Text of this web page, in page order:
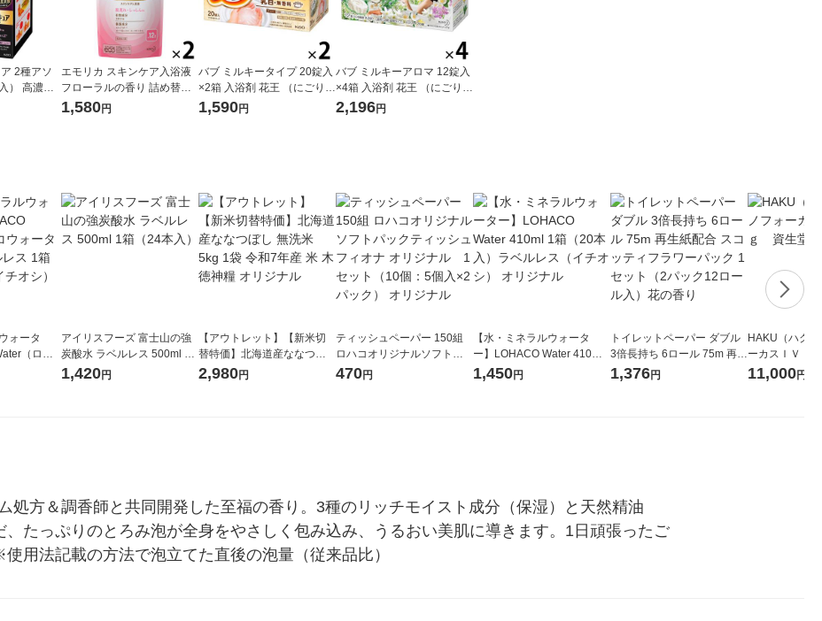
2種アソ
） 高濃度
王
エモリカ スキンケア入浴液
フローラルの香り 詰め替え
360ml にごりタイプ 1セット
（1個×2）花王
1,580円
バブ ミルキータイプ 20錠入
×2箱 入浴剤 花王 （にごりタ
イプ）
1,590円
バブ ミルキーアロマ 12錠入
×4箱 入浴剤 花王 （にごりタ
イプ）
2,196円
ォータ
（ロハ
ラベルレ
アイリスフーズ 富士山の強
炭酸水 ラベルレス 500ml 1
箱（24本入）
1,420円
【アウトレット】【新米切
替特価】北海道産ななつぼ
し 無洗米 5kg 1袋 令和7年産
米 木徳神糧 オリジナル
2,980円
ティッシュペーパー 150組
ロハコオリジナルソフトパ
ックティッシュ フィオナ オ
470円
【水・ミネラルウォータ
ー】LOHACO Water 410ml
1箱（20本入）ラベルレス
（イチオシ） オリジナル
1,450円
トイレットペーパー ダブル
3倍長持ち 6ロール 75m 再生
紙配合 スコッティフラワー
パック 1セット（2パック12
1,376円
HAKU（ハク
ーカスＩＶ
堂 おまけ付き
11,000円
処方＆調香師と共同開発した至福の香り。3種のリッチモイスト成分（保湿）と天然精油
、たっぷりのとろみ泡が全身をやさしく包み込み、うるおい美肌に導きます。1日頑張ったご
用法記載の方法で泡立てた直後の泡量（従来品比）